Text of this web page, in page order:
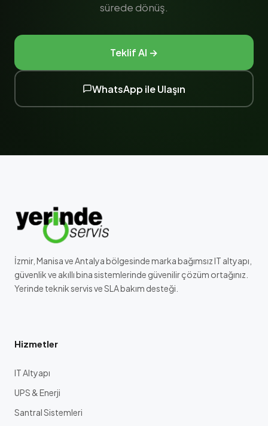
sürede dönüş.
Teklif Al →
WhatsApp ile Ulaşın
İzmir, Manisa ve Antalya bölgesinde marka bağımsız IT altyapı,
güvenlik ve akıllı bina sistemlerinde güvenilir çözüm ortağınız.
Yerinde teknik servis ve SLA bakım desteği.
Hizmetler
IT Altyapı
UPS & Enerji
Santral Sistemleri